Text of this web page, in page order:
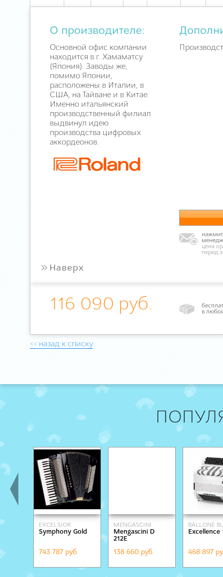
О производителе:
Основной офис компании
находится в г. Хамаматсу
(Япония). Заводы же,
помимо Японии,
расположены в Италии, в
США, на Тайване и в Китае.
Именно итальянский
производственный филиал
выдвинул идею
производства цифровых
аккордеонов.
цена
перед
» Наверх
116 090 руб.
в
<< назад к списку
EXCELSIOR
Symphony Gold
743 787 руб.
MENGASCINI
Mengascini D
212E
138 660 руб.
BALLONE
Excellence
468 897